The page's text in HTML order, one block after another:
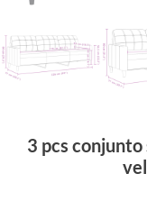
3 pcs conjunto